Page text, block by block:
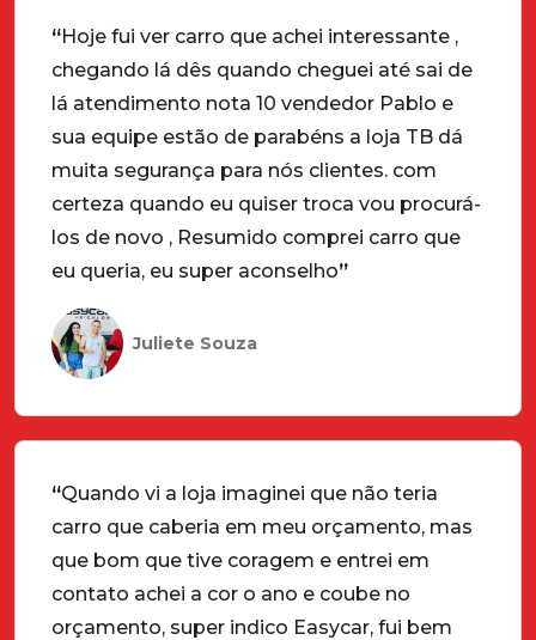
“Hoje fui ver carro que achei interessante ,
chegando lá dês quando cheguei até sai de
lá atendimento nota 10 vendedor Pablo e
sua equipe estão de parabéns a loja TB dá
muita segurança para nós clientes. com
certeza quando eu quiser troca vou procurá-
los de novo , Resumido comprei carro que
eu queria, eu super aconselho”
Juliete Souza
“Quando vi a loja imaginei que não teria
carro que caberia em meu orçamento, mas
que bom que tive coragem e entrei em
contato achei a cor o ano e coube no
orçamento, super indico Easycar, fui bem